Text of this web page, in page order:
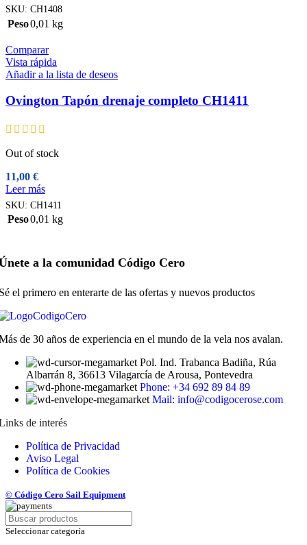
SKU: CH1408
Peso0,01 kg
Comparar
Vista rápida
Añadir a la lista de deseos
Ovington Tapón drenaje completo CH1411
Out of stock
11,00 €
Leer más
SKU: CH1411
Peso0,01 kg
a la comunidad Código Cero
el primero en enterarte de las ofertas y nuevos productos
de 30 años de experiencia en el mundo de la vela nos avalan.
Pol. Ind. Trabanca Badiña, Rúa
Albarrán 8, 36613 Vilagarcía de Arousa, Pontevedra
Phone: +34 692 89 84 89
Mail: info@codigocerose.com
de interés
Política de Privacidad
Aviso Legal
Política de Cookies
© Código Cero Sail Equipment
Seleccionar categoría